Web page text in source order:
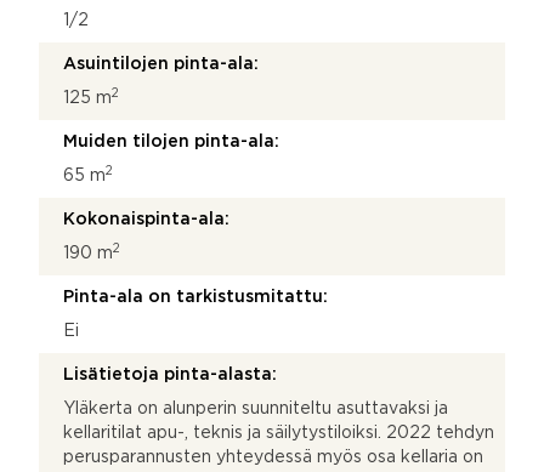
1/2
Asuintilojen pinta-ala:
125 m2
Muiden tilojen pinta-ala:
65 m2
Kokonaispinta-ala:
190 m2
Pinta-ala on tarkistusmitattu:
Ei
Lisätietoja pinta-alasta:
Yläkerta on alunperin suunniteltu asuttavaksi ja
kellaritilat apu-, teknis ja säilytystiloiksi. 2022 tehdyn
perusparannusten yhteydessä myös osa kellaria on